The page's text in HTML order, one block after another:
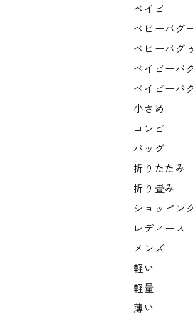
ベイビー
ベビーバグ
ベビーバグゥ
ベイビーバ
ベイビーバ
小さめ
コンビニ
バッグ
折りたたみ
折り畳み
ショッピン
レディース
メンズ
軽い
軽量
薄い